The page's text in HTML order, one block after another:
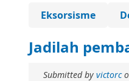
Eksorsisme
Jadilah
Submitted by victorc